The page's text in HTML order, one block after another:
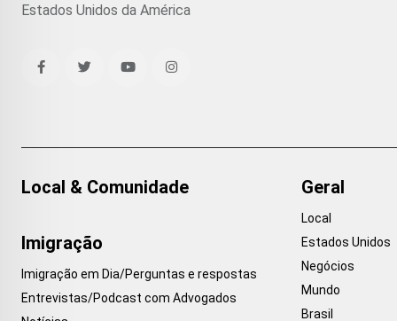
Estados Unidos da América
Local & Comunidade
Imigração
Imigração em Dia/Perguntas e respostas
Entrevistas/Podcast com Advogados
Geral
Local
Estados Unidos
Negócios
Mundo
Brasil